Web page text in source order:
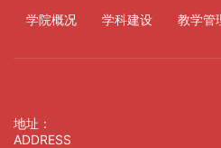
学院概况 学科建设 教学管
地址：
ADDRESS